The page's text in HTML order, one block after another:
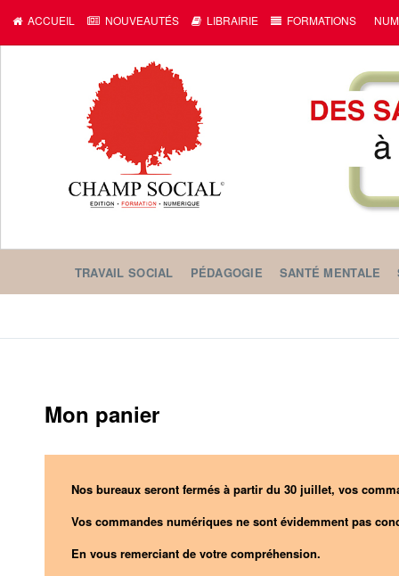
ACCUEIL NOUVEAUTÉS LIBRAIRIE FORMATIONS
TRAVAIL SOCIAL PÉDAGOGIE SANTÉ MENTALE
Mon panier
Nos bureaux seront fermés à partir du 30 juillet, vos
Vos commandes numériques ne sont évidemment pas
En vous remerciant de votre compréhension.